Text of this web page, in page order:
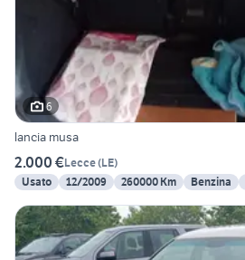
6
lancia musa
2.000 €Lecce(LE)
Usato
12/2009 260000 Km Benzina